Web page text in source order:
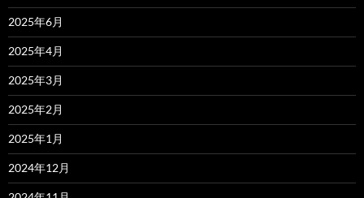
2025年6月
2025年4月
2025年3月
2025年2月
2025年1月
2024年12月